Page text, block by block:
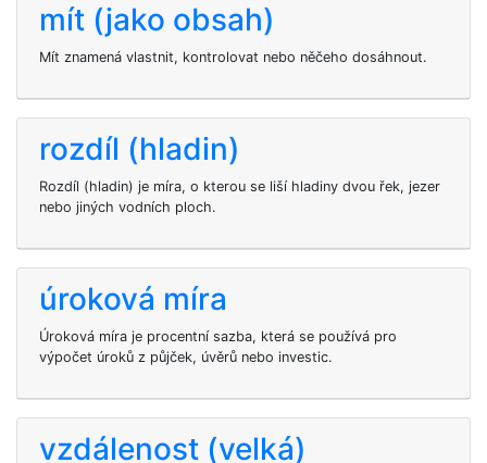
mít (jako obsah)
Mít znamená vlastnit, kontrolovat nebo něčeho dosáhnout.
rozdíl (hladin)
Rozdíl (hladin) je míra, o kterou se liší hladiny dvou řek, jezer
nebo jiných vodních ploch.
úroková míra
Úroková míra je procentní sazba, která se používá pro
výpočet úroků z půjček, úvěrů nebo investic.
vzdálenost (velká)